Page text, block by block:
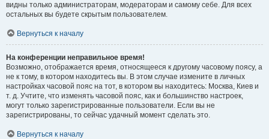
видны только администраторам, модераторам и самому себе. Для всех
остальных вы будете скрытым пользователем.
Вернуться к началу
На конференции неправильное время!
Возможно, отображается время, относящееся к другому часовому поясу, а
не к тому, в котором находитесь вы. В этом случае измените в личных
настройках часовой пояс на тот, в котором вы находитесь: Москва, Киев и
т. д. Учтите, что изменять часовой пояс, как и большинство настроек,
могут только зарегистрированные пользователи. Если вы не
зарегистрированы, то сейчас удачный момент сделать это.
Вернуться к началу